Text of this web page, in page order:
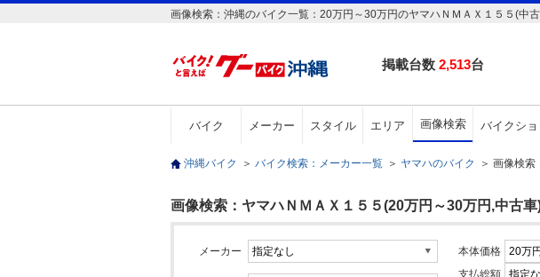
画像検索：沖縄のバイク一覧：20万円～30万円のヤマハＮＭＡＸ１５５(中
掲載台数 2,513台
バイク メーカー スタイル エリア 画像検索 バイクシ
沖縄バイク ＞ バイク検索：メーカー一覧 ＞ ヤマハのバイク ＞ 画像検索
画像検索：ヤマハＮＭＡＸ１５５(20万円～30万円,中古車
メーカー 本体価格
支払総額